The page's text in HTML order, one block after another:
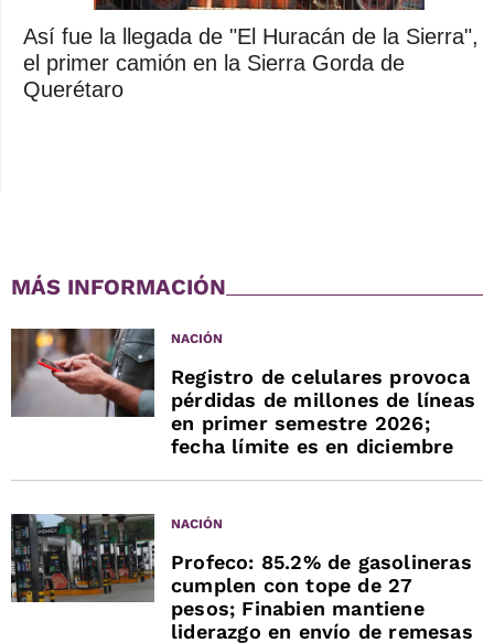
Así fue la llegada de "El Huracán de la Sierra",
el primer camión en la Sierra Gorda de
Querétaro
MÁS INFORMACIÓN
NACIÓN
Registro de celulares provoca
pérdidas de millones de líneas
en primer semestre 2026;
fecha límite es en diciembre
NACIÓN
Profeco: 85.2% de gasolineras
cumplen con tope de 27
pesos; Finabien mantiene
liderazgo en envío de remesas